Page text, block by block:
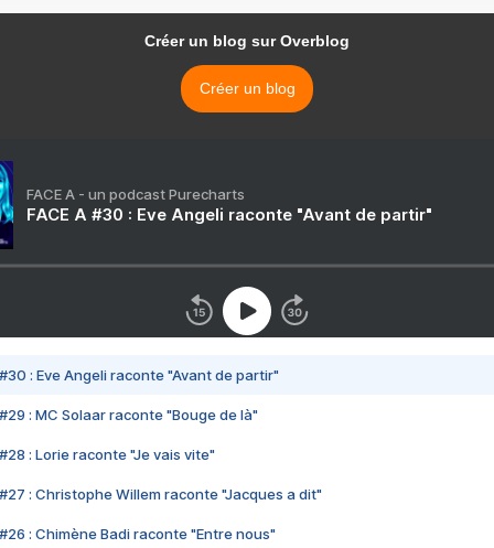
Créer un blog sur Overblog
Créer un blog
FACE A - un podcast Purecharts
FACE A #30 : Eve Angeli raconte "Avant de partir"
#30 : Eve Angeli raconte "Avant de partir"
#29 : MC Solaar raconte "Bouge de là"
#28 : Lorie raconte "Je vais vite"
#27 : Christophe Willem raconte "Jacques a dit"
#26 : Chimène Badi raconte "Entre nous"